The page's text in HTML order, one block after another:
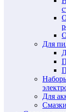
Для
Для